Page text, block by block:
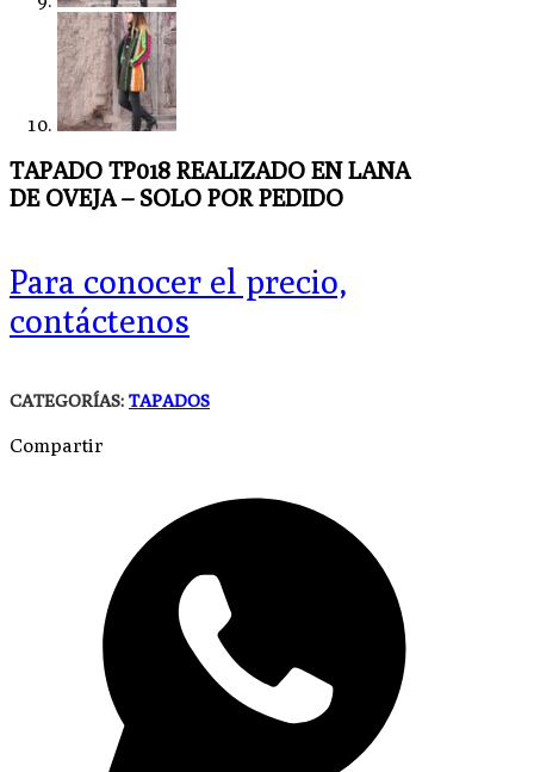
TAPADO TP018 REALIZADO EN LANA
DE OVEJA – SOLO POR PEDIDO
Para conocer el precio,
contáctenos
CATEGORÍAS: TAPADOS
Compartir